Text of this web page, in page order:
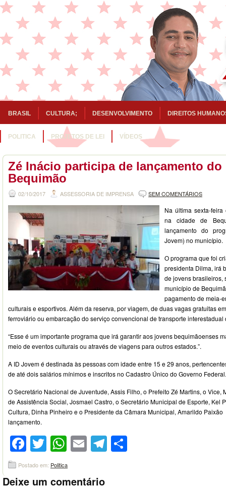
BRASIL CULTURA; DESENVOLVIMENTO DIREITOS
POLITICA PROJETOS DE LEI VÍDEOS
Zé Inácio participa de lançamento do
Bequimão
02/10/2017 ASSESSORIA DE IMPRENSA SEM COMENTÁRIOS
Na última sexta-
na cidade de
lançamento do
Jovem) no município.
O programa que foi
presidenta Dilma, irá
de jovens brasileiros,
município de
pagamento de meia-
culturais e esportivos. Além da reserva, por viagem, de duas vagas gratuitas
ferroviário ou embarcação do serviço convencional de transporte interestadual
“Esse é um importante programa que irá garantir aos jovens bequimãoenses
meio de eventos culturais ou através de viagens para outros estados.”.
A ID Jovem é destinada às pessoas com idade entre 15 e 29 anos,
de até dois salários mínimos e inscritos no Cadastro Único do Governo Federal.
O Secretário Nacional de Juventude, Assis Filho, o Prefeito Zé Martins, o Vice,
de Assistência Social, Josmael Castro, o Secretário Municipal de Esporte, Kel
Cultura, Dinha Pinheiro e o Presidente da Câmara Municipal, Amarildo
lançamento.
Facebook
Twitter
WhatsApp
EmailTelegram
Postado em: Politica
Deixe um comentário